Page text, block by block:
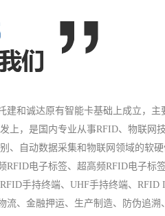
建和诚达原有智能卡基础上成立，主
上，是国内专业从事RFID、物联网
、自动数据采集和物联网领域的软硬
RFID电子标签、超高频RFID电子标
手持终端、UHF手持终端、RFID
流、金融押运、生产制造、防伪追溯